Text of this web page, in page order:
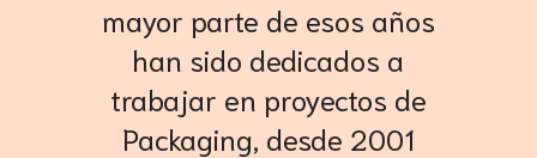
mayor parte de esos años
han sido dedicados a
trabajar en proyectos de
Packaging, desde 2001